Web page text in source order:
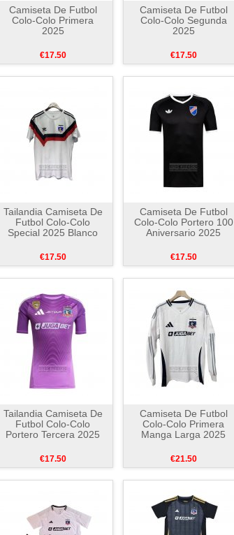
Camiseta De Futbol
Colo-Colo Primera
2025
€17.50
Camiseta De Futbol
Colo-Colo Segunda
2025
€17.50
Tailandia Camiseta De
Futbol Colo-Colo
Special 2025 Blanco
€17.50
Camiseta De Futbol
Colo-Colo Portero 100
Aniversario 2025
€17.50
Tailandia Camiseta De
Futbol Colo-Colo
Portero Tercera 2025
€17.50
Camiseta De Futbol
Colo-Colo Primera
Manga Larga 2025
€21.50